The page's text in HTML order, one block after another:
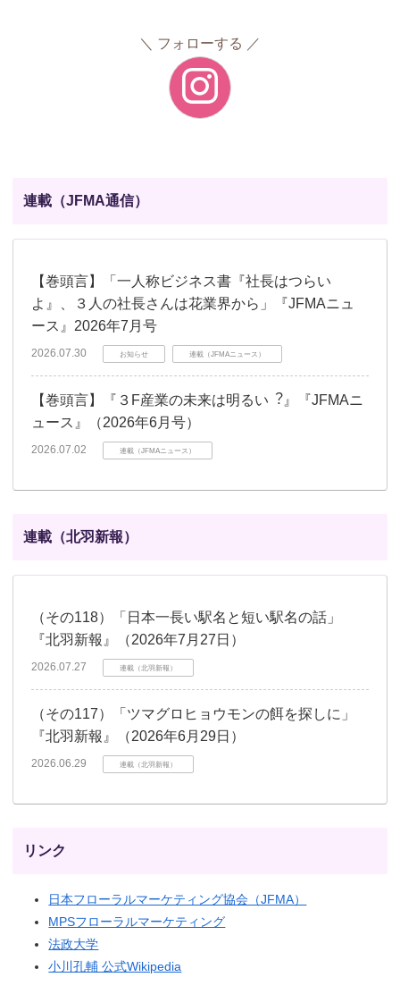
フォローする
連載（JFMA通信）
【巻頭言】「一人称ビジネス書『社長はつらい
よ』、３人の社長さんは花業界から」『JFMAニュ
ース』2026年7月号
2026.07.30 お知らせ 連載（JFMAニュース）
【巻頭言】『３F産業の未来は明るい︖』『JFMAニ
ュース』（2026年6月号）
2026.07.02 連載（JFMAニュース）
連載（北羽新報）
（その118）「日本一長い駅名と短い駅名の話」
『北羽新報』（2026年7月27日）
2026.07.27 連載（北羽新報）
（その117）「ツマグロヒョウモンの餌を探しに」
『北羽新報』（2026年6月29日）
2026.06.29 連載（北羽新報）
リンク
日本フローラルマーケティング協会（JFMA）
MPSフローラルマーケティング
法政大学
小川孔輔 公式Wikipedia